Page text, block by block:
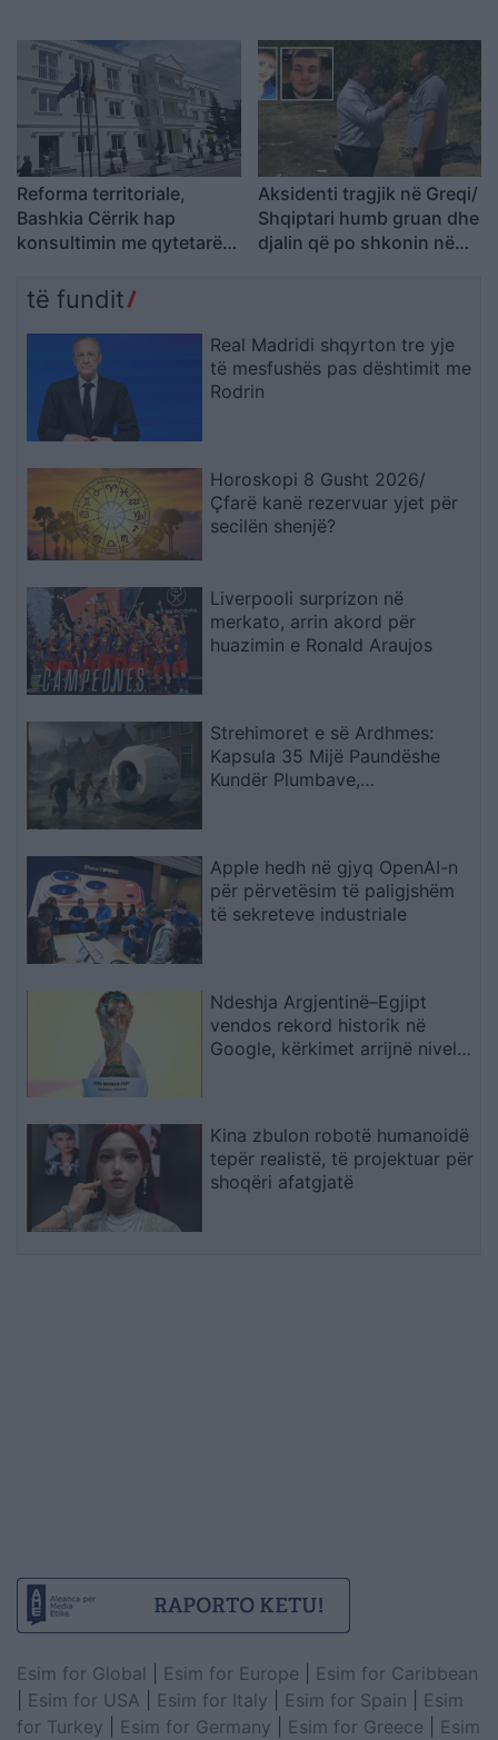
kriminelët që abuzojnë me
sistemin e emigracionit
dhe Cirk Kombëtar
Reforma territoriale,
Bashkia Cërrik hap
konsultimin me qytetarët,
udhëhiqet nga nevojat e
Aksidenti tragjik në Greqi/
Shqiptari humb gruan dhe
djalin që po shkonin në
të fundit
Real Madridi shqyrton tre yje
të mesfushës pas dështimit me
Rodrin
Horoskopi 8 Gusht 2026/
Çfarë kanë rezervuar yjet për
secilën shenjë?
Liverpooli surprizon në
merkato, arrin akord për
huazimin e Ronald Araujos
Strehimoret e së Ardhmes:
Kapsula 35 Mijë Paundëshe
Kundër Plumbave,
Apple hedh në gjyq OpenAI-n
për përvetësim të paligjshëm
të sekreteve industriale
Ndeshja Argjentinë–Egjipt
vendos rekord historik në
Google, kërkimet arrijnë nivele
Kina zbulon robotë humanoidë
tepër realistë, të projektuar për
shoqëri afatgjatë
Esim for Global Esim for Europe
Esim for Caribbean
Esim for USA Esim for Italy Esim for Spain
Esim
for Turkey
Esim for Germany Esim for Greece
Esim